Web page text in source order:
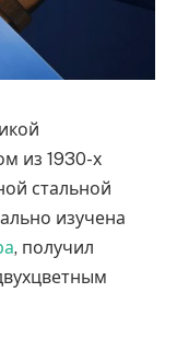
из 1930-х
стальной
изучена
, получил